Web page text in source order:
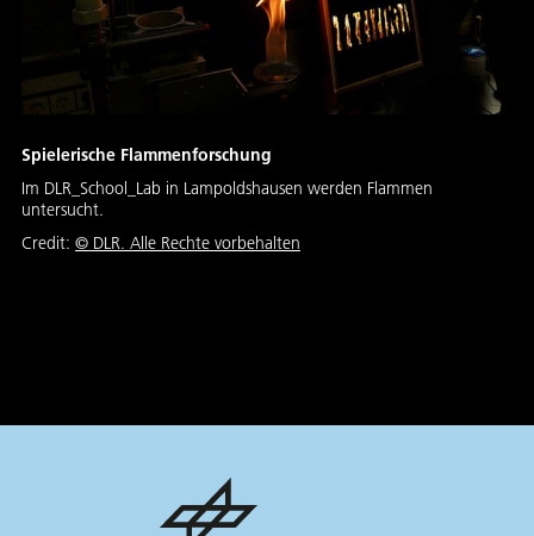
Spielerische Flammenforschung
Im DLR_School_Lab in Lampoldshausen werden Flammen
untersucht.
Credit: © DLR. Alle Rechte vorbehalten